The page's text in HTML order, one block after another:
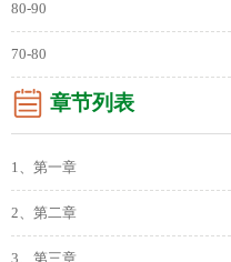
80-90
70-80
章节列表
1、第一章
2、第二章
3、第三章